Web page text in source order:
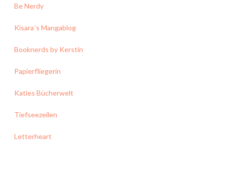
Be Nerdy
Kisara´s Mangablog
Booknerds by Kerstin
Papierfliegerin
Katies Bücherwelt
Tiefseezeilen
Letterheart